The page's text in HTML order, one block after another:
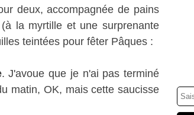
deux, accompagnée de pains
la myrtille et une surprenante
teintées pour fêter Pâques :
. J'avoue que je n'ai pas terminé
matin, OK, mais cette saucisse